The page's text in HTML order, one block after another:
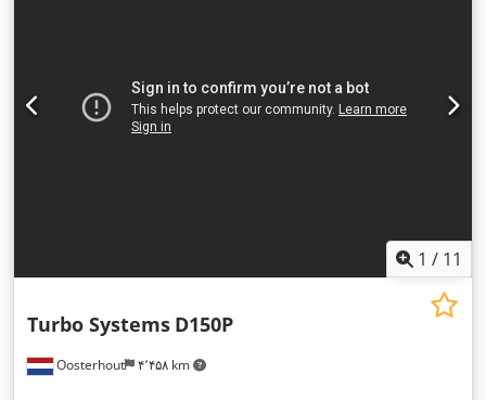
1 / 11
Oosterhout ۴٬۴۵۸ km
Turbo Systems D150P